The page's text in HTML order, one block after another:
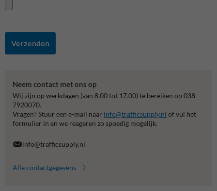
Verzenden
Neem contact met ons op
Wij zijn op werkdagen (van 8.00 tot 17.00) te bereiken op 038-
7920070.
Vragen? Stuur een e-mail naar info@trafficsupply.nl of vul het
formulier in en we reageren zo spoedig mogelijk.
info@trafficsupply.nl
Alle contactgegevens